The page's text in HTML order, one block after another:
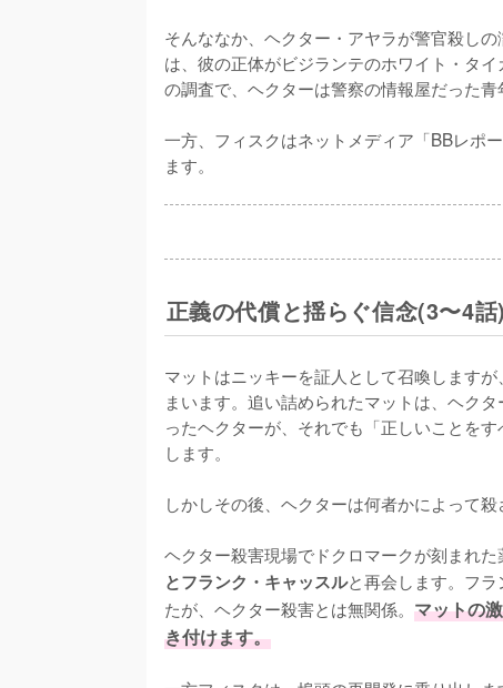
そんななか、ヘクター・アヤラが警官殺し
は、彼の正体がビジランテのホワイト・タ
の調査で、ヘクターは警察の情報屋だった
一方、フィスクはネットメディア「BBレポ
ます。
正義の代償と揺らぐ信念(3〜4話)
マットはニッキーを証人として召喚します
まいます。追い詰められたマットは、ヘク
ったヘクターが、それでも「正しいことを
します。
しかしその後、ヘクターは何者かによって殺
ヘクター殺害現場でドクロマークが刻まれ
とフランク・キャッスルと再会します。フ
たが、ヘクター殺害とは無関係。 マットの
き付けます。